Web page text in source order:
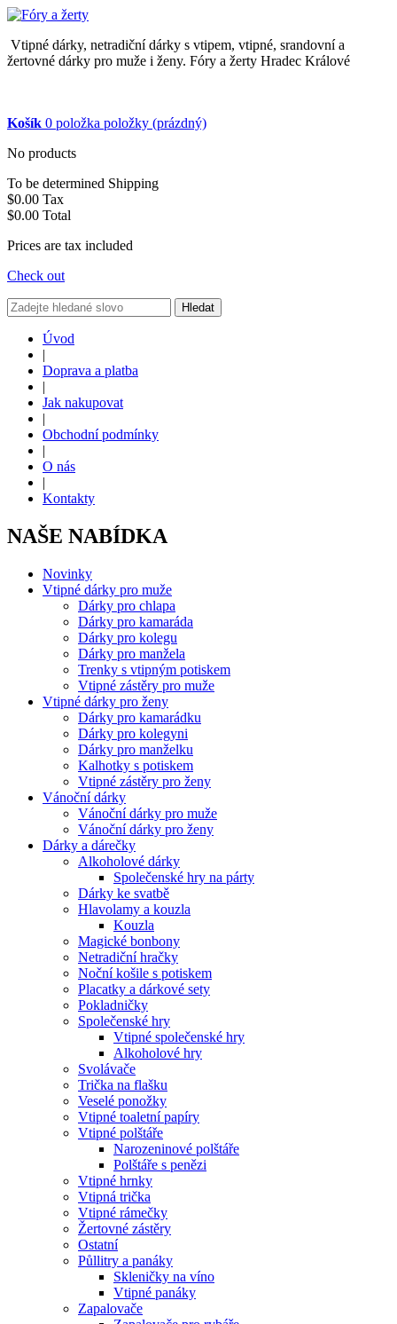
Vtipné dárky, netradiční dárky s vtipem, vtipné, srandovní a
žertovné dárky pro muže i ženy. Fóry a žerty Hradec Králové
Košík 0 položka položky (prázdný)
No products
To be determined Shipping
$0.00 Tax
$0.00 Total
Prices are tax included
Check out
Hledat
Úvod
|
Doprava a platba
|
Jak nakupovat
|
Obchodní podmínky
|
O nás
|
Kontakty
NAŠE NABÍDKA
Novinky
Vtipné dárky pro muže
Dárky pro chlapa
Dárky pro kamaráda
Dárky pro kolegu
Dárky pro manžela
Trenky s vtipným potiskem
Vtipné zástěry pro muže
Vtipné dárky pro ženy
Dárky pro kamarádku
Dárky pro kolegyni
Dárky pro manželku
Kalhotky s potiskem
Vtipné zástěry pro ženy
Vánoční dárky
Vánoční dárky pro muže
Vánoční dárky pro ženy
Dárky a dárečky
Alkoholové dárky
Společenské hry na párty
Dárky ke svatbě
Hlavolamy a kouzla
Kouzla
Magické bonbony
Netradiční hračky
Noční košile s potiskem
Placatky a dárkové sety
Pokladničky
Společenské hry
Vtipné společenské hry
Alkoholové hry
Svolávače
Trička na flašku
Veselé ponožky
Vtipné toaletní papíry
Vtipné polštáře
Narozeninové polštáře
Polštáře s penězi
Vtipné hrnky
Vtipná trička
Vtipné rámečky
Žertovné zástěry
Ostatní
Půllitry a panáky
Skleničky na víno
Vtipné panáky
Zapalovače